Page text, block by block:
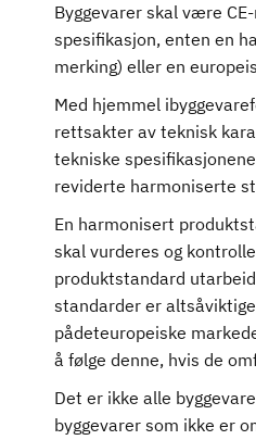
Byggevarer skal være
spesifikasjon, enten en
merking) eller en
Med hjemmel
rettsakter av teknisk
tekniske
reviderte harmoniserte
En harmonisert
skal vurderes og
produktstandard
standarder er
pådeteuropeiske
å følge denne, hvis de
Det er ikke alle
byggevarer som ikke er